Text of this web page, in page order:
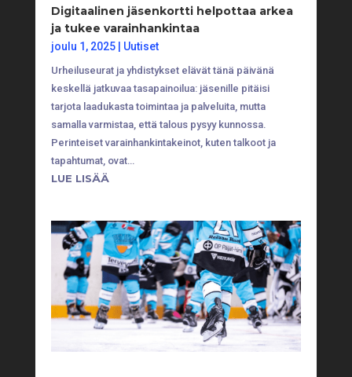
Digitaalinen jäsenkortti helpottaa arkea
ja tukee varainhankintaa
joulu 1, 2025| Uutiset
Urheiluseurat ja yhdistykset elävät tänä päivänä
keskellä jatkuvaa tasapainoilua: jäsenille pitäisi
tarjota laadukasta toimintaa ja palveluita, mutta
samalla varmistaa, että talous pysyy kunnossa.
Perinteiset varainhankintakeinot, kuten talkoot ja
tapahtumat, ovat…
LUE LISÄÄ